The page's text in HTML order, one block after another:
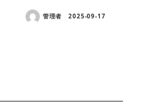
管理者 2025-09-17